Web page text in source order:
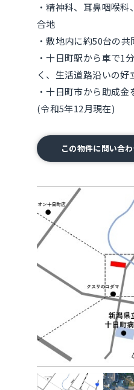
・精神科、耳鼻咽喉
合地
・敷地内に約50台の共
・十日町駅から車で1
く、生活道路沿いの好
・十日町市から助成
(令和5年12月現在)
この物件に問い合